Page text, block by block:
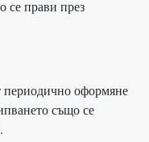
се прави през
периодично оформяне
също се